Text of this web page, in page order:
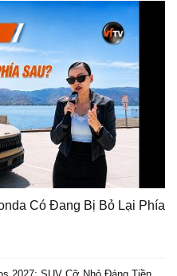
Có Đang Bị Bỏ Lại Phía